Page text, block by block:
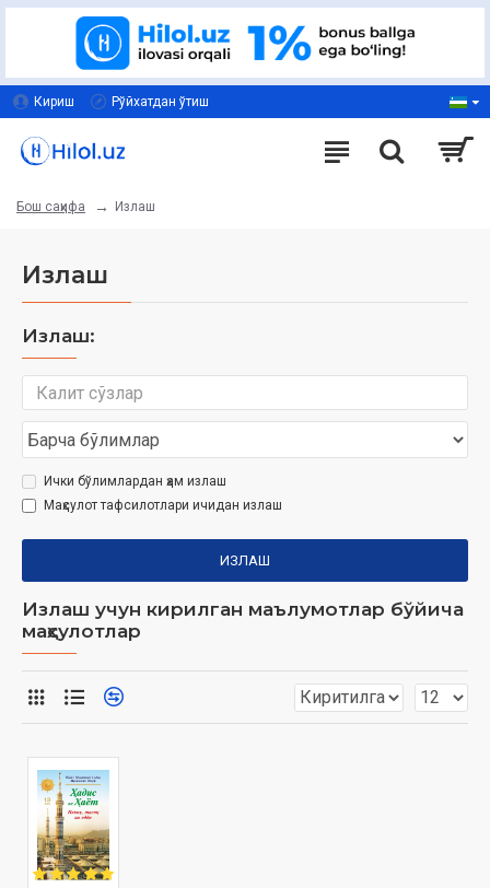
Кириш Рўйхатдан ўтиш
Бош саҳифа Излаш
Излаш
Излаш:
Ички бўлимлардан ҳам излаш
Маҳсулот тафсилотлари ичидан излаш
ИЗЛАШ
Излаш учун кирилган маълумотлар бўйича
маҳсулотлар